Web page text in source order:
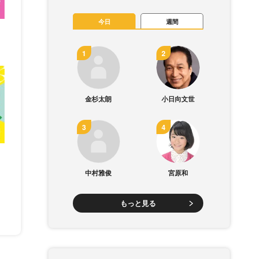
今日 週間
金杉太朗 小日向文世
中村雅俊 宮原和
もっと見る